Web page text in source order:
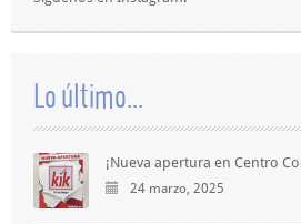
Lo último...
¡Nueva apertura en Centro
24 marzo, 2025